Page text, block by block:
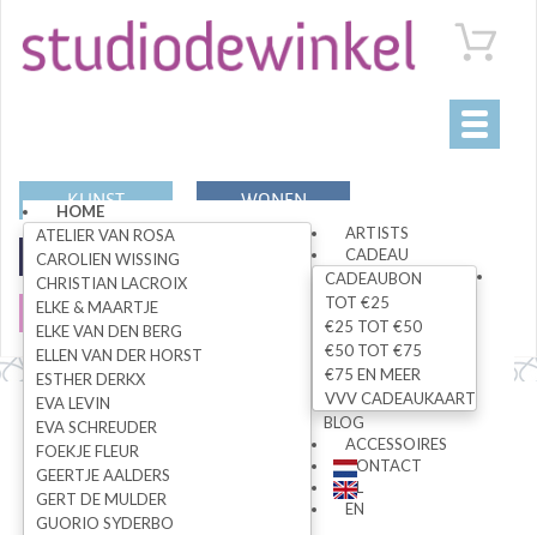
Toggle
HOME
ARTISTS
ATELIER VAN ROSA
CAROLIEN WISSING
CHRISTIAN LACROIX
ELKE & MAARTJE
ELKE VAN DEN BERG
ELLEN VAN DER HORST
ESTHER DERKX
EVA LEVIN
EVA SCHREUDER
FOEKJE FLEUR
GEERTJE AALDERS
GERT DE MULDER
GUORIO SYDERBO
CADEAU
CADEAUBON
TOT €25
€25 TOT €50
€50 TOT €75
€75 EN MEER
VVV CADEAUKAART
BLOG
ACCESSOIRES
CONTACT
NL
EN
KUNST WONEN
MODE
SALE
ZOEK